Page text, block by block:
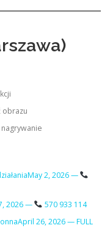
obrazu
nagrywanie
May 2, 2026 —
2026 —
570 933 114
April 26, 2026 — FULL